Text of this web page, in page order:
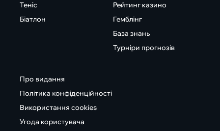
Теніс
Біатлон
Рейтинг казино
Гемблінг
База знань
Турніри прогнозів
Про видання
Політика конфіденційності
Використання cookies
Угода користувача